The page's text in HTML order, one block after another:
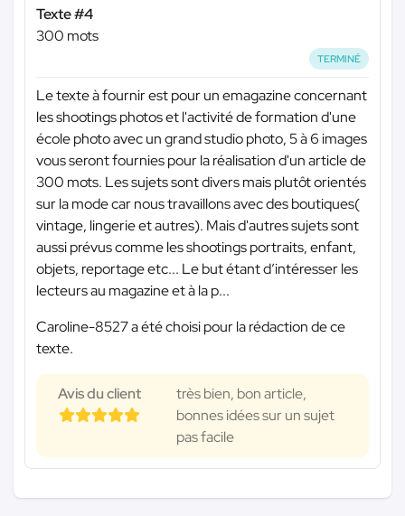
Texte #4
300 mots
TERMINÉ
Le texte à fournir est pour un emagazine concernant
les shootings photos et l'activité de formation d'une
école photo avec un grand studio photo, 5 à 6 images
vous seront fournies pour la réalisation d'un article de
300 mots. Les sujets sont divers mais plutôt orientés
sur la mode car nous travaillons avec des boutiques(
vintage, lingerie et autres). Mais d'autres sujets sont
aussi prévus comme les shootings portraits, enfant,
objets, reportage etc... Le but étant d’intéresser les
lecteurs au magazine et à la p...
Caroline-8527 a été choisi pour la rédaction de ce
texte.
Avis du client
très bien, bon article,
bonnes idées sur un sujet
pas facile